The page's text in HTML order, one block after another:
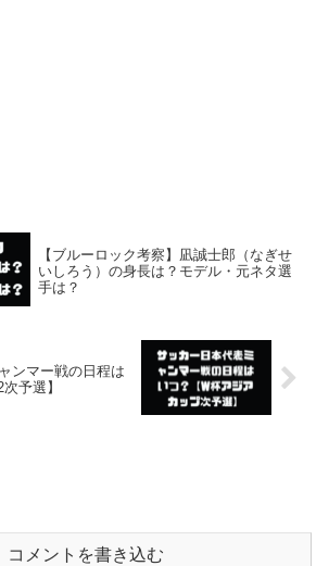
【ブルーロック考察】凪誠士郎（なぎせ
いしろう）の身長は？モデル・元ネタ選
手は？
ンマー戦の日程は
予選】
コメントを書き込む